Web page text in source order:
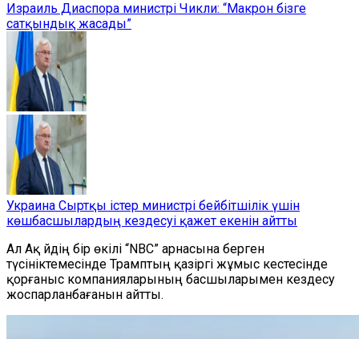
Израиль Диаспора министрі Чикли: “Макрон бізге
сатқындық жасады”
Украина Сыртқы істер министрі бейбітшілік үшін
көшбасшылардың кездесуі қажет екенін айтты
Ал Ақ йдің бір өкілі “NBC” арнасына берген
түсініктемесінде Трамптың қазіргі жұмыс кестесінде
қорғаныс компанияларының басшыларымен кездесу
жоспарланбағанын айтты.